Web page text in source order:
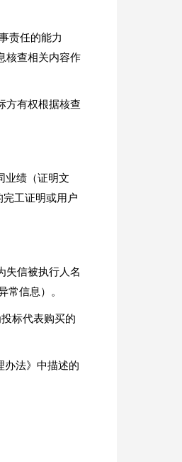
责任的能力
核查相关内容作
方有权根据核查
业绩（证明文
工证明或用户
失信被执行人名
常信息）。
标代表购买的
办法》中描述的